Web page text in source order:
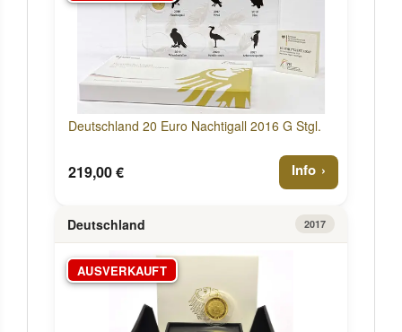
Deutschland 20 Euro Nachtigall 2016 G Stgl.
219,00 € Info
Deutschland 2017
AUSVERKAUFT